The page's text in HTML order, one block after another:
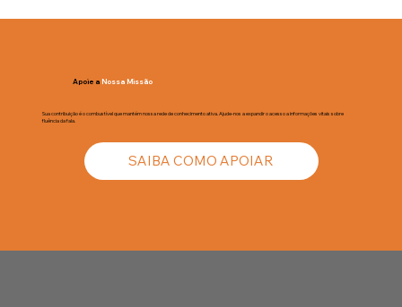
Apoie a Nossa Missão
Sua contribuição é o combustível que mantém nossa rede de conhecimento ativa. Ajude-nos a expandir o acesso a informações vitais sobre
fluência da fala.
SAIBA COMO APOIAR